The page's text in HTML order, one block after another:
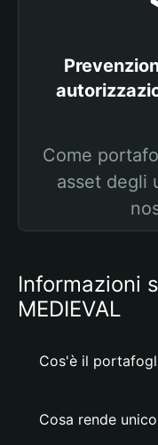
Come
asset degli
Informazioni
MEDIEVAL
Cos'è il
Cosa rende